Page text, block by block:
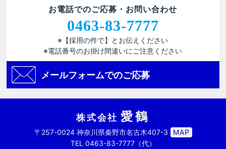
お電話でのご応募・お問い合わせ
0463-83-7777
※【採用の件で】とお伝えください
※電話番号のお掛け間違いにご注意ください
メールフォームでのご応募
株式会社 愛鶴
〒257-0024 神奈川県秦野市名古木407-3
MAP
TEL 0463-83-7777（代）